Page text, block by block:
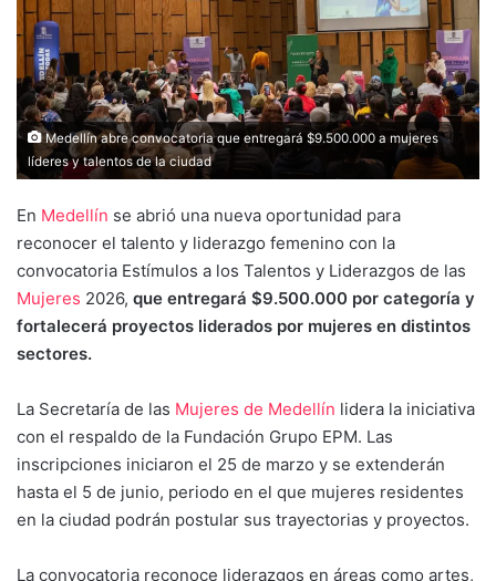
Medellín abre convocatoria que entregará $9.500.000 a mujeres
líderes y talentos de la ciudad
En Medellín se abrió una nueva oportunidad para
reconocer el talento y liderazgo femenino con la
convocatoria Estímulos a los Talentos y Liderazgos de las
Mujeres 2026, que entregará $9.500.000 por categoría y
fortalecerá proyectos liderados por mujeres en distintos
sectores.
La Secretaría de las Mujeres de Medellín lidera la iniciativa
con el respaldo de la Fundación Grupo EPM. Las
inscripciones iniciaron el 25 de marzo y se extenderán
hasta el 5 de junio, periodo en el que mujeres residentes
en la ciudad podrán postular sus trayectorias y proyectos.
La convocatoria reconoce liderazgos en áreas como artes,